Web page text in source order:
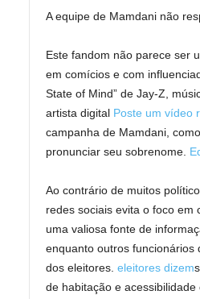
A equipe de Mamdani não
Este fandom não parece ser
em comícios e com
State of Mind” de Jay-Z,
artista digital Poste um vídeo
campanha de Mamdani,
pronunciar seu sobrenome.
Ao contrário de muitos
redes sociais evita o foco em
uma valiosa fonte de
enquanto outros funcionários
dos eleitores. eleitores dizem
de habitação e